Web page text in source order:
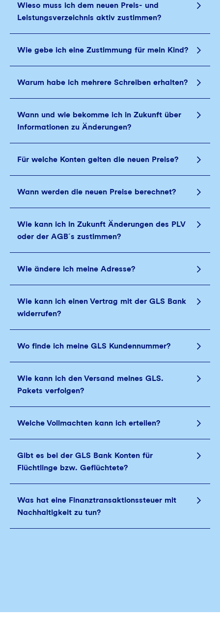
Wieso muss ich dem neuen Preis- und
Leistungsverzeichnis aktiv zustimmen?
Wie gebe ich eine Zustimmung für mein Kind?
Warum habe ich mehrere Schreiben erhalten?
Wann und wie bekomme ich in Zukunft über
Informationen zu Änderungen?
Für welche Konten gelten die neuen Preise?
Wann werden die neuen Preise berechnet?
Wie kann ich in Zukunft Änderungen des PLV
oder der AGB´s zustimmen?
Wie ändere ich meine Adresse?
Wie kann ich einen Vertrag mit der GLS Bank
widerrufen?
Wo finde ich meine GLS Kundennummer?
Wie kann ich den Versand meines GLS.
Pakets verfolgen?
Welche Vollmachten kann ich erteilen?
Gibt es bei der GLS Bank Konten für
Flüchtlinge bzw. Geflüchtete?
Was hat eine Finanztransaktionssteuer mit
Nachhaltigkeit zu tun?